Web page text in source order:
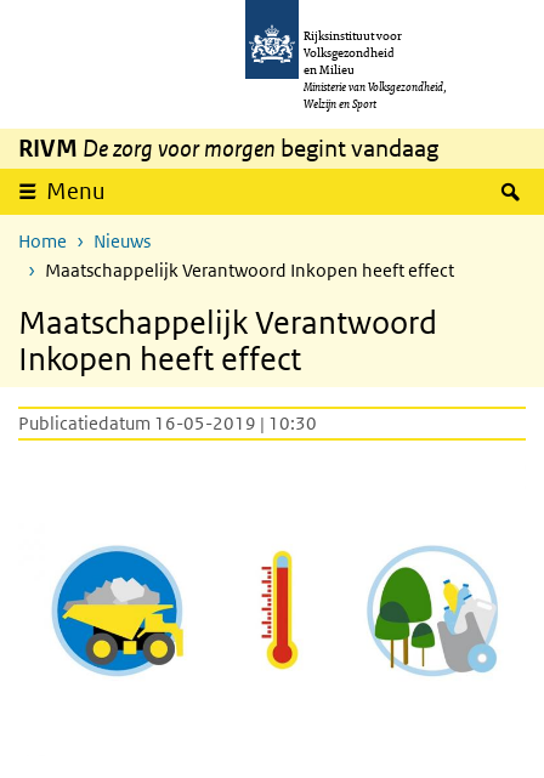
Overslaan en naar de inhoud gaan
Rijksinstituut voor
Volksgezondheid
en Milieu
Ministerie van Volksgezondheid,
Welzijn en Sport
RIVM De zorg voor morgen begint vandaag
Menu
Home
Nieuws
Maatschappelijk Verantwoord Inkopen heeft effect
Maatschappelijk Verantwoord
Inkopen heeft effect
Publicatiedatum 16-05-2019 | 10:30